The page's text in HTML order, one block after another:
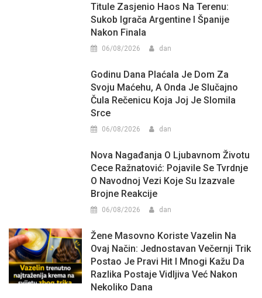
Titule Zasjenio Haos Na Terenu:
Sukob Igrača Argentine I Španije
Nakon Finala
06/08/2026 dan
Godinu Dana Plaćala Je Dom Za
Svoju Maćehu, A Onda Je Slučajno
Čula Rečenicu Koja Joj Je Slomila
Srce
06/08/2026 dan
Nova Nagađanja O Ljubavnom Životu
Cece Ražnatović: Pojavile Se Tvrdnje
O Navodnoj Vezi Koje Su Izazvale
Brojne Reakcije
06/08/2026 dan
Žene Masovno Koriste Vazelin Na
Ovaj Način: Jednostavan Večernji Trik
Postao Je Pravi Hit I Mnogi Kažu Da
Razlika Postaje Vidljiva Već Nakon
Nekoliko Dana